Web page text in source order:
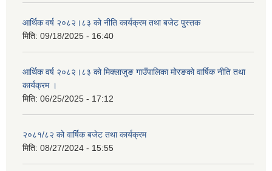
आर्थिक वर्ष २०८२।८३ को नीति कार्यक्रम तथा बजेट पुस्तक
मिति: 09/18/2025 - 16:40
आर्थिक वर्ष २०८२।८३ को मिक्लाजुङ गाउँपालिका मोरङको वार्षिक नीति तथा
कार्यक्रम ।
मिति: 06/25/2025 - 17:12
२०८१/८२ को वार्षिक बजेट तथा कार्यक्रम
मिति: 08/27/2024 - 15:55